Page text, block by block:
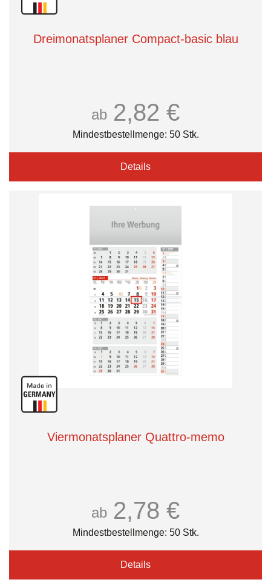
Dreimonatsplaner Compact-basic blau
ab 2,82 €
Mindestbestellmenge: 50 Stk.
Details
Viermonatsplaner Quattro-memo
ab 2,78 €
Mindestbestellmenge: 50 Stk.
Details